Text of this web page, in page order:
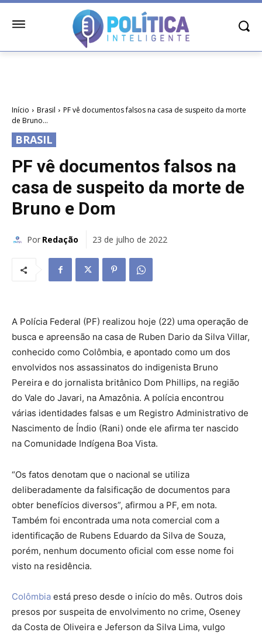
Início Brasil
PF vê documentos falsos na casa de suspeito da morte
de Bruno...
BRASIL
PF vê documentos falsos na
casa de suspeito da morte de
Bruno e Dom
Por Redação 23 de julho de 2022
A Polícia Federal (PF) realizou hoje (22) uma operação de
busca e apreensão na casa de Ruben Dario da Silva Villar,
conhecido como Colômbia, e apontado como um dos
envolvidos nos assassinatos do indigenista Bruno
Pereira e do jornalista britânico Dom Phillips, na região
do Vale do Javari, na Amazônia. A polícia encontrou
várias identidades falsas e um Registro Administrativo de
Nascimento de Índio (Rani) onde ele afirma ter nascido
na Comunidade Indígena Boa Vista.
“Os fatos denotam que o nacional se utiliza
deliberadamente da falsificação de documentos para
obter benefícios diversos”, afirmou a PF, em nota.
Também foi encontrada uma nota comercial com a
identificação de Rubens Eduardo da Silva de Souza,
porém, nenhum documento oficial com esse nome foi
visto na residência.
Colômbia está preso desde o início do mês. Outros dois
presos por suspeita de envolvimento no crime, Oseney
da Costa de Oliveira e Jeferson da Silva Lima, vulgo